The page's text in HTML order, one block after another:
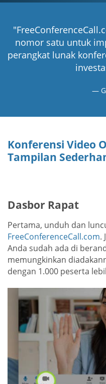
nomor satu untuk
perangkat lunak
Konferensi Video
Tampilan
Dasbor Rapat
Pertama, unduh dan
FreeConferenceCall.com.
Anda sudah ada di
memungkinkan
dengan 1.000 peserta